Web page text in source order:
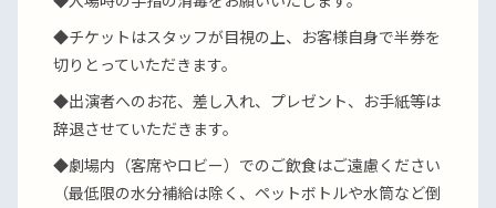
◆チケットはスタッフが目視の上、お客様自身で半券を
切りとっていただきます。
◆出演者へのお花、差し入れ、プレゼント、お手紙等は
辞退させていただきます。
◆劇場内（客席やロビー）でのご飲食はご遠慮ください
（最低限の水分補給は除く、ペットボトルや水筒など倒